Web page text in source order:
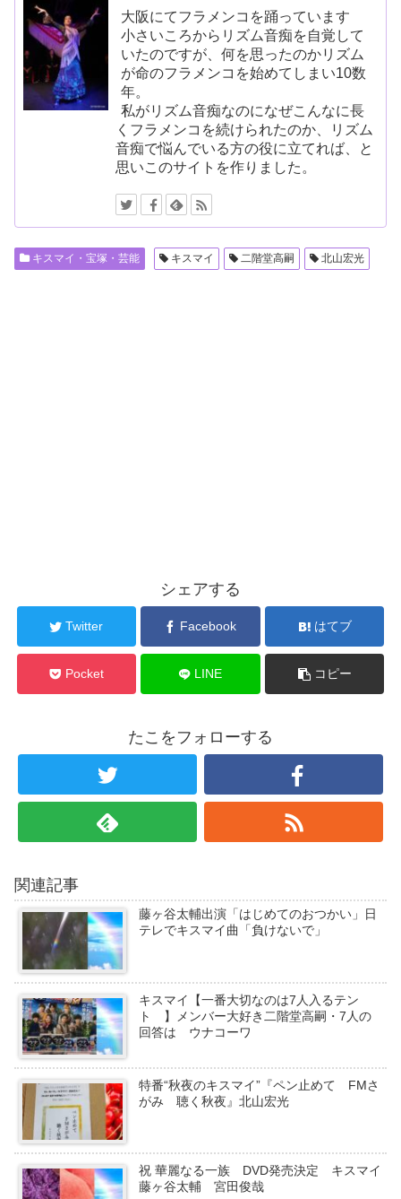
大阪にてフラメンコを踊っています
小さいころからリズム音痴を自覚して
いたのですが、何を思ったのかリズム
が命のフラメンコを始めてしまい10数
年。
私がリズム音痴なのになぜこんなに長
くフラメンコを続けられたのか、リズム
音痴で悩んでいる方の役に立てれば、と
思いこのサイトを作りました。
キスマイ・宝塚・芸能 キスマイ 二階堂高嗣 北山宏光
シェアする
Twitter Facebook はてブ
Pocket LINE コピー
たこをフォローする
関連記事
藤ヶ谷太輔出演「はじめてのおつかい」日
テレでキスマイ曲「負けないで」
キスマイ【一番大切なのは7人入るテン
ト 】メンバー大好き二階堂高嗣・7人の
回答は ウナコーワ
特番“秋夜のキスマイ”『ペン止めて FMさ
がみ 聴く秋夜』北山宏光
祝 華麗なる一族 DVD発売決定 キスマイ
藤ヶ谷太輔 宮田俊哉